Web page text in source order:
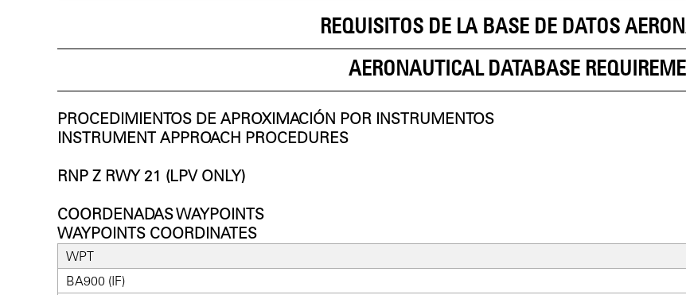
REQUISITOS DE LA BASE DE DATOS
AERONAUTICAL DATABASE
PROCEDIMIENTOS DE APROXIMACIÓN POR INSTRUMENTOS
INSTRUMENT APPROACH PROCEDURES
RNP Z RWY 21 (LPV ONLY)
COORDENADAS WAYPOINTS
WAYPOINTS COORDINATES
WPT
BA900 (IF)